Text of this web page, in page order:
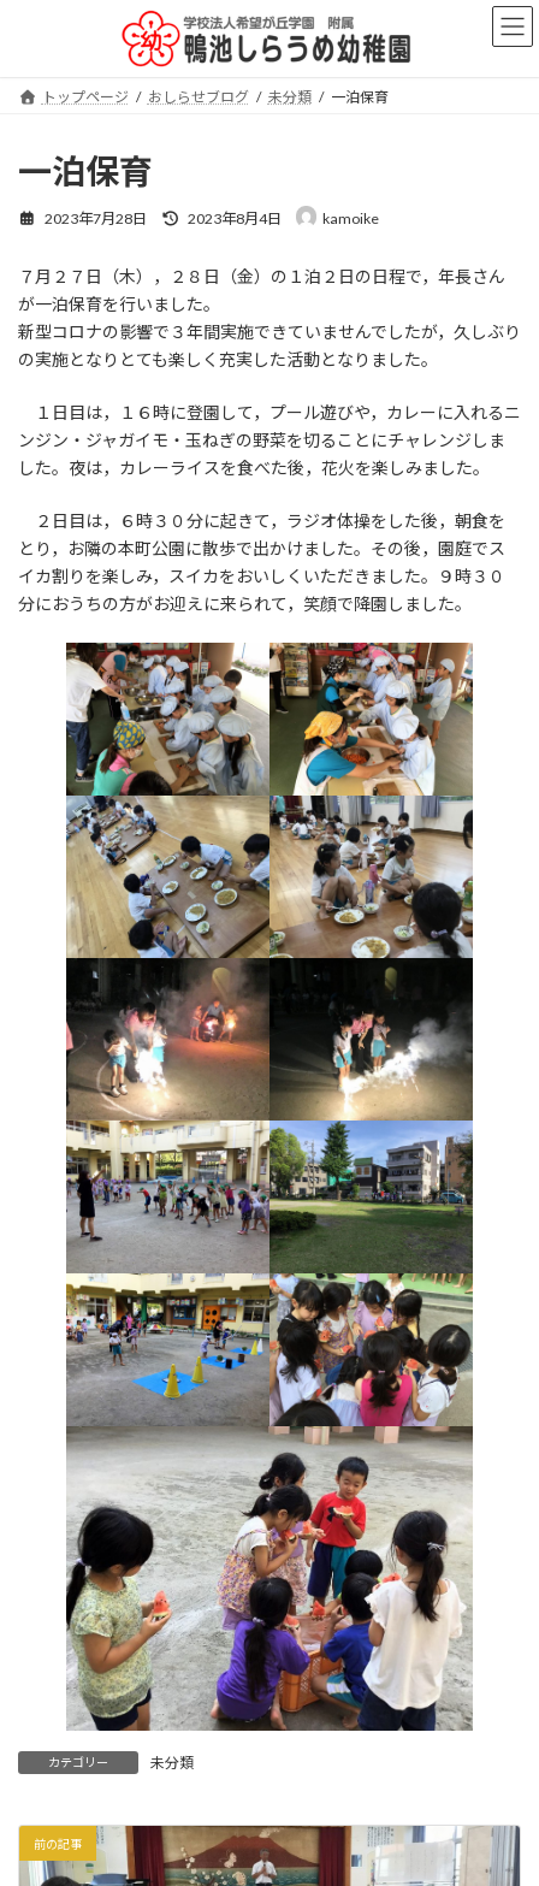
トップページ おしらせブログ 未分類 一泊保育
一泊保育
2023年7月28日
最
新
日
時
:
2023年8月4日 kamoike
７月２７日（木），２８日（金）の１泊２日の日程で，年長さん
が一泊保育を行いました。
新型コロナの影響で３年間実施できていませんでしたが，久しぶり
の実施となりとても楽しく充実した活動となりました。
１日目は，１６時に登園して，プール遊びや，カレーに入れるニ
ンジン・ジャガイモ・玉ねぎの野菜を切ることにチャレンジしま
した。夜は，カレーライスを食べた後，花火を楽しみました。
２日目は，６時３０分に起きて，ラジオ体操をした後，朝食を
とり，お隣の本町公園に散歩で出かけました。その後，園庭でス
イカ割りを楽しみ，スイカをおいしくいただきました。９時３０
分におうちの方がお迎えに来られて，笑顔で降園しました。
カテゴリー 未分類
前の記事